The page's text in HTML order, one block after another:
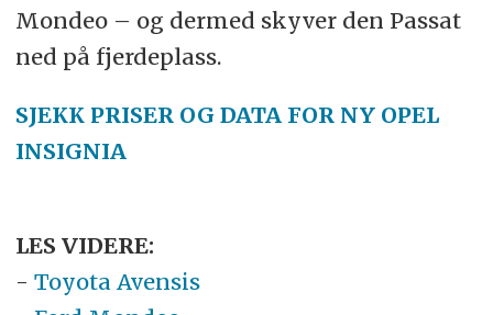
Mondeo – og dermed skyver den Passat
ned på fjerdeplass.
SJEKK PRISER OG DATA FOR NY OPEL
INSIGNIA
LES VIDERE:
- Toyota Avensis